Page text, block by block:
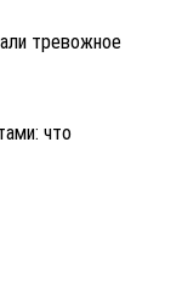
тревожное
что